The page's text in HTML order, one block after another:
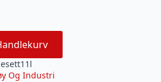
Og Industri